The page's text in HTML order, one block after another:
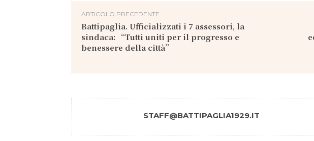
ARTICOLO PRECEDENTE
Battipaglia. Ufficializzati i 7 assessori, la
sindaca: “Tutti uniti per il progresso e
benessere della città”
STAFF@BATTIPAGLIA1929.IT